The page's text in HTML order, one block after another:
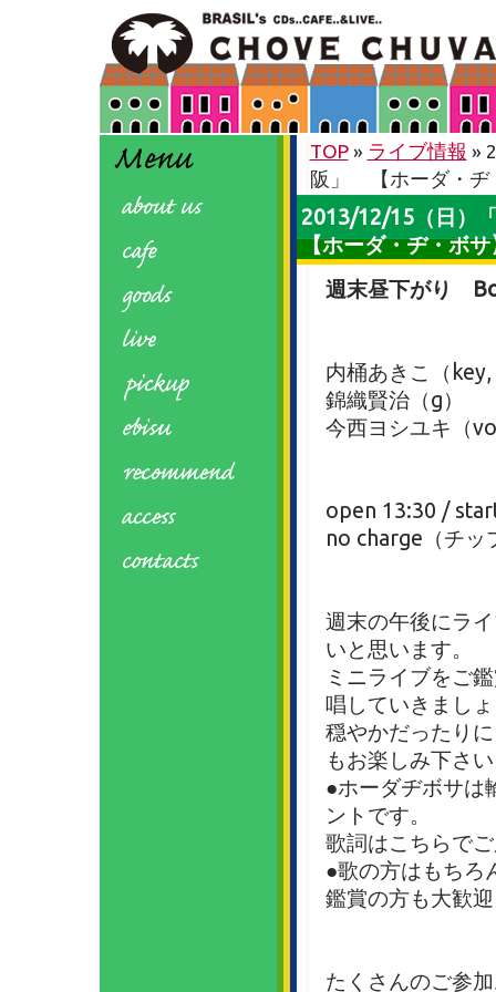
TOP» ライブ情報 »
阪」 【ホーダ・ヂ
2013/12/15（日）
【ホーダ・ヂ・ボサ
週末昼下がり
内桶あきこ（
錦織賢治（g）
今西ヨシユキ（
open 13:30 /
no charge（チッ
週末の午後にラ
いと思います。
ミニライブをご
唱していきまし
穏やかだったり
もお楽しみ下さ
●ホーダヂボサは
ントです。
歌詞はこちらで
●歌の方はもちろ
鑑賞の方も大歓
たくさんのご参